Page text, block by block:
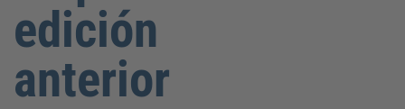
edición
anterior